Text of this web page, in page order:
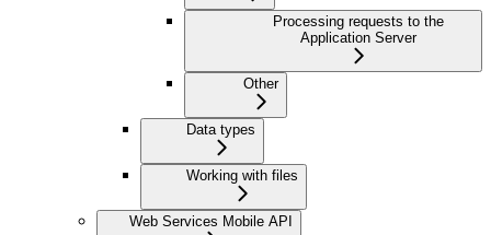
Processing requests to the
Application Server
Other
Data types
Working with files
Web Services Mobile API